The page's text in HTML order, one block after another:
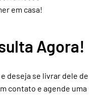
em casa!
Agora!
deseja se livrar dele de
contato e agende uma